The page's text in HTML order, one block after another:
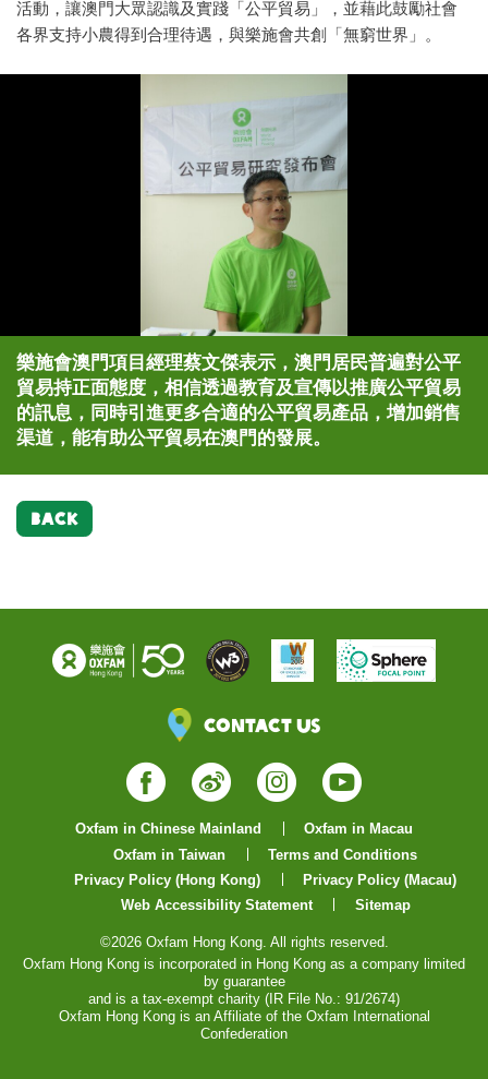
活動，讓澳門大眾認識及實踐「公平貿易」，並藉此鼓勵社會
各界支持小農得到合理待遇，與樂施會共創「無窮世界」。
樂施會澳門項目經理蔡文傑表示，澳門居民普遍對公平
貿易持正面態度，相信透過教育及宣傳以推廣公平貿易
的訊息，同時引進更多合適的公平貿易產品，增加銷售
渠道，能有助公平貿易在澳門的發展。
BACK
Contact Us
Facebook
WeiboInstagram
YouTube
Oxfam in Chinese Mainland
Oxfam in Macau
Oxfam in Taiwan
Terms and Conditions
Privacy Policy (Hong Kong)
Privacy Policy (Macau)
Web Accessibility Statement
Sitemap
©2026 Oxfam Hong Kong. All rights reserved.
Oxfam Hong Kong is incorporated in Hong Kong as a company limited
by guarantee
and is a tax-exempt charity (IR File No.: 91/2674)
Oxfam Hong Kong is an Affiliate of the Oxfam International
Confederation